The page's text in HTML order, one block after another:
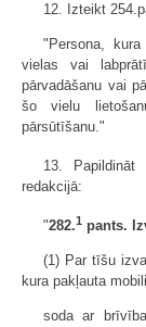
12. Izteikt
"Persona,
vielas vai
pārvadāšanu vai
šo vielu
pārsūtīšanu."
13.
redakcijā:
"282.1 pants.
(1) Par tīšu
kura pakļauta
soda ar